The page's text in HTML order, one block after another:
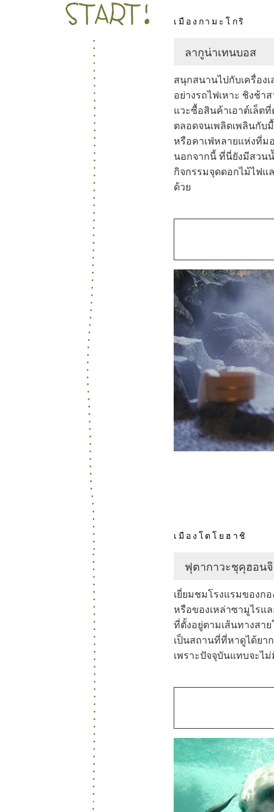
1
เมืองกามะโกริ
ลากูน่าเทนบอส
สนุกสนานไปกับเครื่อง
อย่างรถไฟเหาะ ชิงช้า
แวะซื้อสินค้าเอาต์เล็ต
ตลอดจนเพลิดเพลินกับ
หรือคาเฟ่หลายแห่งที่ม
นอกจากนี้ ที่นี่ยังมีสวน
กิจกรรมจุดดอกไม้ไฟแ
ด้วย
2
3
เมืองโตโยฮาชิ
ฟุตากาวะชุคุฮอน
เยี่ยมชมโรงแรมของก
หรือของเหล่าซามูไรแ
ที่ตั้งอยู่ตามเส้นทางสา
เป็นสถานที่ที่หาดูได้ยาก
เพราะปัจจุบันแทบจะไ
4